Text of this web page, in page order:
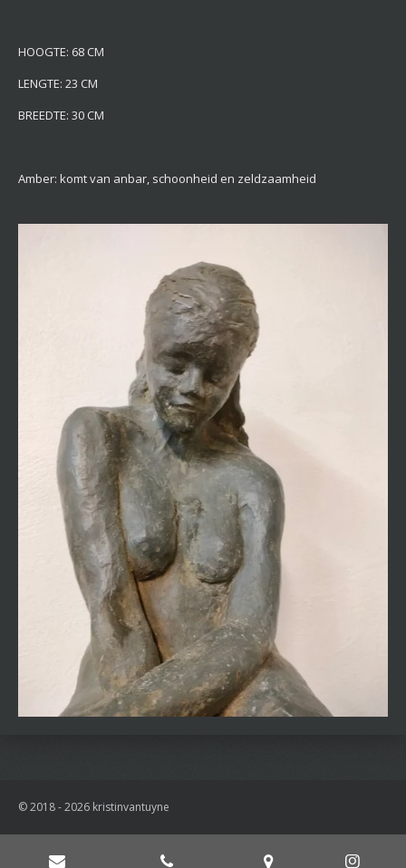
HOOGTE: 68 CM
LENGTE: 23 CM
BREEDTE: 30 CM
Amber: komt van anbar, schoonheid en zeldzaamheid
© 2018 - 2026 kristinvantuyne